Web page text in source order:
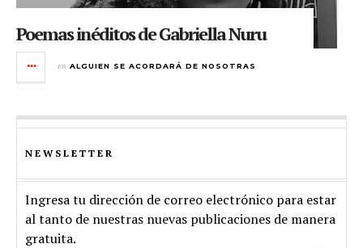
Poemas inéditos de Gabriella Nuru
en ALGUIEN SE ACORDARÁ DE NOSOTRAS
NEWSLETTER
Ingresa tu dirección de correo electrónico para estar
al tanto de nuestras nuevas publicaciones de manera
gratuita.